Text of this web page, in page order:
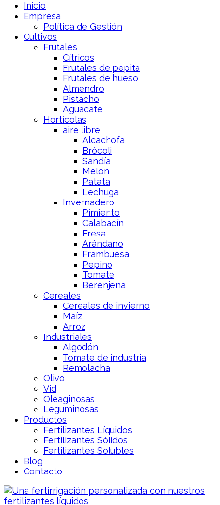
Inicio
Empresa
Política de Gestión
Cultivos
Frutales
Cítricos
Frutales de pepita
Frutales de hueso
Almendro
Pistacho
Aguacate
Hortícolas
aire libre
Alcachofa
Brócoli
Sandía
Melón
Patata
Lechuga
Invernadero
Pimiento
Calabacín
Fresa
Arándano
Frambuesa
Pepino
Tomate
Berenjena
Cereales
Cereales de invierno
Maíz
Arroz
Industriales
Algodón
Tomate de industria
Remolacha
Olivo
Vid
Oleaginosas
Leguminosas
Productos
Fertilizantes Líquidos
Fertilizantes Sólidos
Fertilizantes Solubles
Blog
Contacto